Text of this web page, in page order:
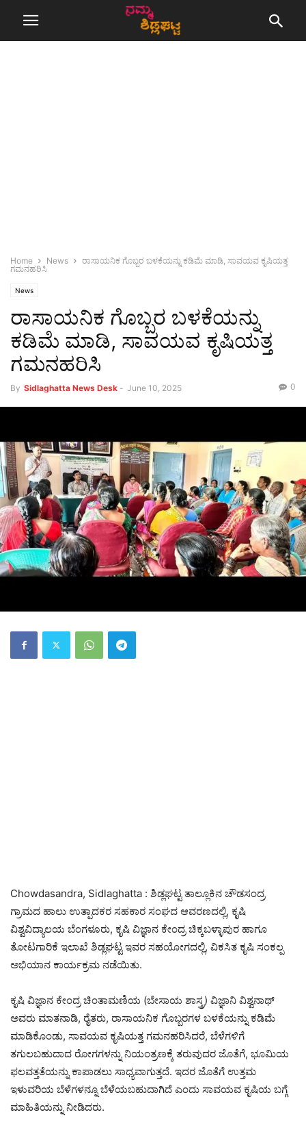
Home News
ರಾಸಾಯನಿಕ ಗೊಬ್ಬರ ಬಳಕೆಯನ್ನು ಕಡಿಮೆ ಮಾಡಿ, ಸಾವಯವ ಕೃಷಿಯತ್ತ
ಗಮನಹರಿಸಿ
News
ರಾಸಾಯನಿಕ ಗೊಬ್ಬರ ಬಳಕೆಯನ್ನು
ಕಡಿಮೆ ಮಾಡಿ, ಸಾವಯವ ಕೃಷಿಯತ್ತ
ಗಮನಹರಿಸಿ
By Sidlaghatta News Desk - June 10, 2025 0
Chowdasandra, Sidlaghatta : ಶಿಡ್ಲಘಟ್ಟ ತಾಲ್ಲೂಕಿನ ಚೌಡಸಂದ್ರ
ಗ್ರಾಮದ ಹಾಲು ಉತ್ಪಾದಕರ ಸಹಕಾರ ಸಂಘದ ಆವರಣದಲ್ಲಿ, ಕೃಷಿ
ವಿಶ್ವವಿದ್ಯಾಲಯ ಬೆಂಗಳೂರು, ಕೃಷಿ ವಿಜ್ಞಾನ ಕೇಂದ್ರ ಚಿಕ್ಕಬಳ್ಳಾಪುರ ಹಾಗೂ
ತೋಟಗಾರಿಕೆ ಇಲಾಖೆ ಶಿಡ್ಲಘಟ್ಟ ಇವರ ಸಹಯೋಗದಲ್ಲಿ, ವಿಕಸಿತ ಕೃಷಿ ಸಂಕಲ್ಪ
ಅಭಿಯಾನ ಕಾರ್ಯಕ್ರಮ ನಡೆಯಿತು.
ಕೃಷಿ ವಿಜ್ಞಾನ ಕೇಂದ್ರ ಚಿಂತಾಮಣಿಯ (ಬೇಸಾಯ ಶಾಸ್ತ್ರ) ವಿಜ್ಞಾನಿ ವಿಶ್ವನಾಥ್
ಅವರು ಮಾತನಾಡಿ, ರೈತರು, ರಾಸಾಯನಿಕ ಗೊಬ್ಬರಗಳ ಬಳಕೆಯನ್ನು ಕಡಿಮೆ
ಮಾಡಿಕೊಂಡು, ಸಾವಯವ ಕೃಷಿಯತ್ತ ಗಮನಹರಿಸಿದರೆ, ಬೆಳೆಗಳಿಗೆ
ತಗುಲಬಹುದಾದ ರೋಗಗಳನ್ನು ನಿಯಂತ್ರಣಕ್ಕೆ ತರುವುದರ ಜೊತೆಗೆ, ಭೂಮಿಯ
ಫಲವತ್ತತೆಯನ್ನು ಕಾಪಾಡಲು ಸಾಧ್ಯವಾಗುತ್ತದೆ. ಇದರ ಜೊತೆಗೆ ಉತ್ತಮ
ಇಳುವರಿಯ ಬೆಳೆಗಳನ್ನೂ ಬೆಳೆಯಬಹುದಾಗಿದೆ ಎಂದು ಸಾವಯವ ಕೃಷಿಯ ಬಗ್ಗೆ
ಮಾಹಿತಿಯನ್ನು ನೀಡಿದರು.